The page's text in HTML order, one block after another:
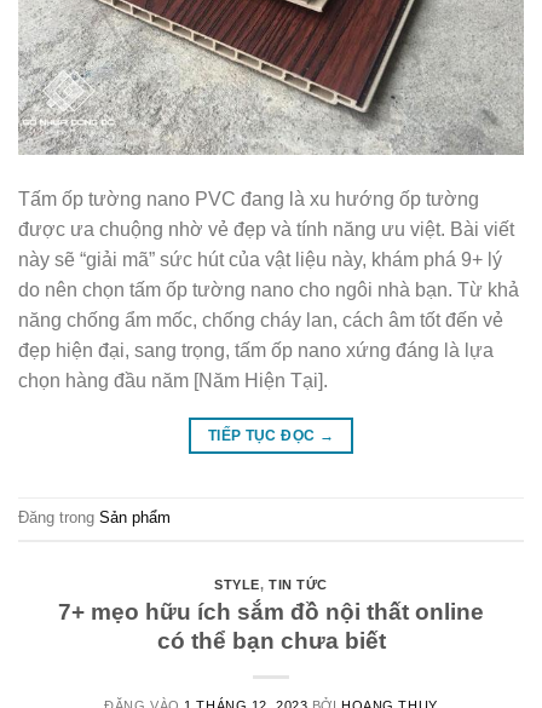
Tấm ốp tường nano PVC đang là xu hướng ốp tường
được ưa chuộng nhờ vẻ đẹp và tính năng ưu việt. Bài viết
này sẽ “giải mã” sức hút của vật liệu này, khám phá 9+ lý
do nên chọn tấm ốp tường nano cho ngôi nhà bạn. Từ khả
năng chống ẩm mốc, chống cháy lan, cách âm tốt đến vẻ
đẹp hiện đại, sang trọng, tấm ốp nano xứng đáng là lựa
chọn hàng đầu năm [Năm Hiện Tại].
TIẾP TỤC ĐỌC →
Đăng trong Sản phẩm
STYLE, TIN TỨC
7+ mẹo hữu ích sắm đồ nội thất online
có thể bạn chưa biết